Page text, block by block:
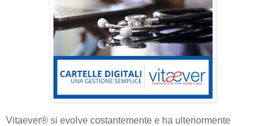
Vitaever® si evolve costantemente e ha ulteriormente